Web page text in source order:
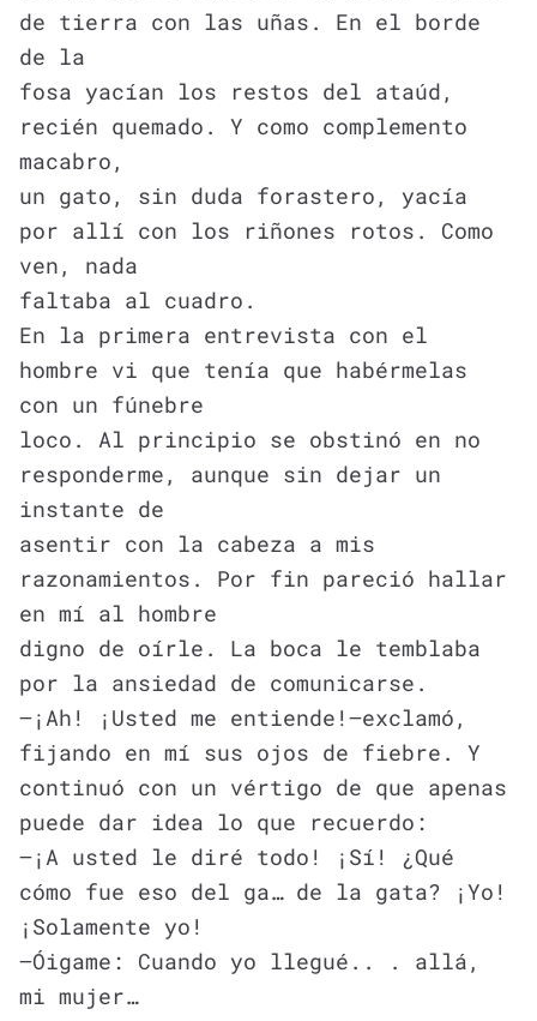
de tierra con las uñas. En el borde
de la
fosa yacían los restos del ataúd,
recién quemado. Y como complemento
macabro,
un gato, sin duda forastero, yacía
por allí con los riñones rotos. Como
ven, nada
faltaba al cuadro.
En la primera entrevista con el
hombre vi que tenía que habérmelas
con un fúnebre
loco. Al principio se obstinó en no
responderme, aunque sin dejar un
instante de
asentir con la cabeza a mis
razonamientos. Por fin pareció hallar
en mí al hombre
digno de oírle. La boca le temblaba
por la ansiedad de comunicarse.
—¡Ah! ¡Usted me entiende!—exclamó,
fijando en mí sus ojos de fiebre. Y
continuó con un vértigo de que apenas
puede dar idea lo que recuerdo:
—¡A usted le diré todo! ¡Sí! ¿Qué
cómo fue eso del ga… de la gata? ¡Yo!
¡Solamente yo!
—Óigame: Cuando yo llegué.. . allá,
mi mujer…